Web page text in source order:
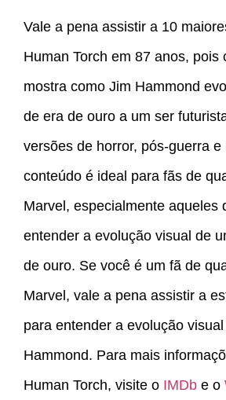
Vale a pena assistir a 10
Human Torch em 87 anos, pois
mostra como Jim Hammond
de era de ouro a um ser
versões de horror, pós-guerra
conteúdo é ideal para fãs de
Marvel, especialmente aqueles
entender a evolução visual de
de ouro. Se você é um fã de
Marvel, vale a pena assistir a
para entender a evolução
Hammond. Para mais
Human Torch, visite o IMDb e o